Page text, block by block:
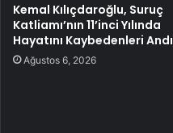
Kemal Kılıçdaroğlu, Suruç
Katliamı’nın 11’inci Yılında
Hayatını Kaybedenleri Andı
Ağustos 6, 2026